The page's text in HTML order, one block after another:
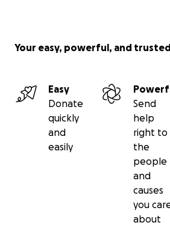
Your easy, powerful, and
Easy
Donate
quickly
and
easily
Send
help
right to
the
people
and
causes
you
about